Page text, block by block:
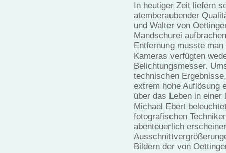
In heutiger Zeit liefern
atemberaubender
und Walter von
Mandschurei
Entfernung musste
Kameras verfügten
Belichtungsmesser.
technischen
extrem hohe Auflösung
über das Leben in
Michael Ebert
fotografischen
abenteuerlich
Bildern der von